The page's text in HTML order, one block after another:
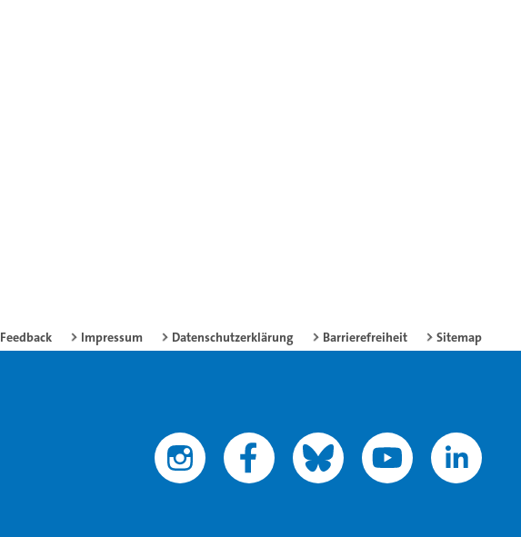
Feedback Impressum Datenschutzerklärung Barrierefreiheit Sitemap